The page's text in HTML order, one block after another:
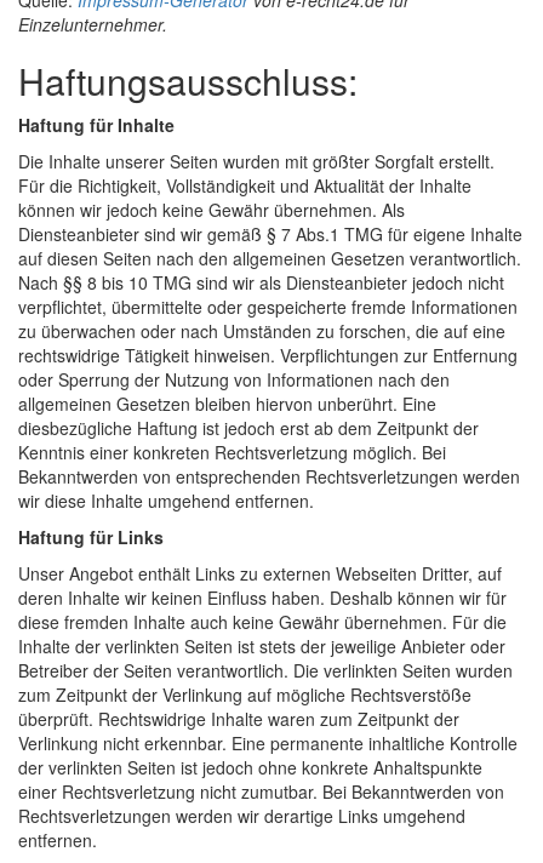
Einzelunternehmer.
Haftungsausschluss:
Haftung für Inhalte
Die Inhalte unserer Seiten wurden mit größter Sorgfalt erstellt.
Für die Richtigkeit, Vollständigkeit und Aktualität der Inhalte
können wir jedoch keine Gewähr übernehmen. Als
Diensteanbieter sind wir gemäß § 7 Abs.1 TMG für eigene Inhalte
auf diesen Seiten nach den allgemeinen Gesetzen verantwortlich.
Nach §§ 8 bis 10 TMG sind wir als Diensteanbieter jedoch nicht
verpflichtet, übermittelte oder gespeicherte fremde Informationen
zu überwachen oder nach Umständen zu forschen, die auf eine
rechtswidrige Tätigkeit hinweisen. Verpflichtungen zur Entfernung
oder Sperrung der Nutzung von Informationen nach den
allgemeinen Gesetzen bleiben hiervon unberührt. Eine
diesbezügliche Haftung ist jedoch erst ab dem Zeitpunkt der
Kenntnis einer konkreten Rechtsverletzung möglich. Bei
Bekanntwerden von entsprechenden Rechtsverletzungen werden
wir diese Inhalte umgehend entfernen.
Haftung für Links
Unser Angebot enthält Links zu externen Webseiten Dritter, auf
deren Inhalte wir keinen Einfluss haben. Deshalb können wir für
diese fremden Inhalte auch keine Gewähr übernehmen. Für die
Inhalte der verlinkten Seiten ist stets der jeweilige Anbieter oder
Betreiber der Seiten verantwortlich. Die verlinkten Seiten wurden
zum Zeitpunkt der Verlinkung auf mögliche Rechtsverstöße
überprüft. Rechtswidrige Inhalte waren zum Zeitpunkt der
Verlinkung nicht erkennbar. Eine permanente inhaltliche Kontrolle
der verlinkten Seiten ist jedoch ohne konkrete Anhaltspunkte
einer Rechtsverletzung nicht zumutbar. Bei Bekanntwerden von
Rechtsverletzungen werden wir derartige Links umgehend
entfernen.